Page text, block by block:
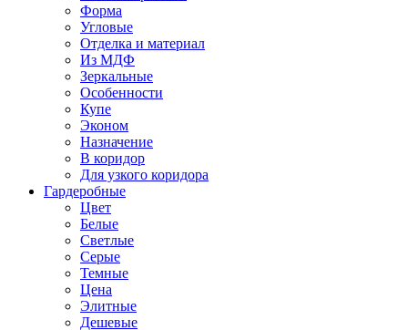
Форма
Угловые
Отделка и материал
Из МДФ
Зеркальные
Особенности
Купе
Эконом
Назначение
В коридор
Для узкого коридора
Гардеробные
Цвет
Белые
Светлые
Серые
Темные
Цена
Элитные
Дешевые